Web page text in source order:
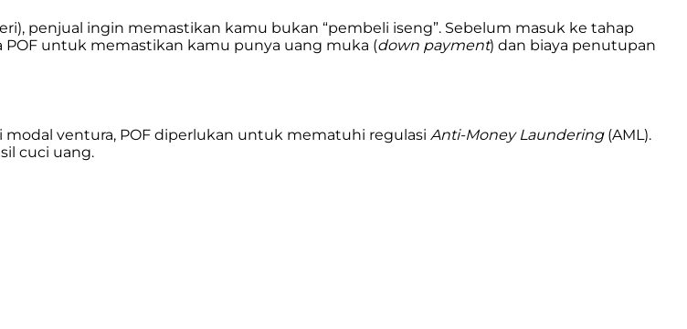
penjual ingin memastikan kamu bukan “pembeli iseng”. Sebelum masuk ke tahap
untuk memastikan kamu punya uang muka (down payment) dan biaya penutupan
ventura, POF diperlukan untuk mematuhi regulasi Anti-Money Laundering(AML).
cuci uang.